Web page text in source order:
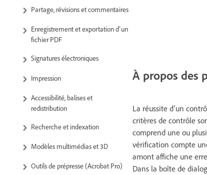
Partage, révisions et commentaires
Enregistrement et exportation d’un
fichier PDF
Signatures électroniques
Impression
Accessibilité, balises et
redistribution
Recherche et indexation
Modèles multimédias et 3D
Outils de prépresse (Acrobat Pro)
À propos des
La réussite d’un
critères de contrôle
comprend une ou
vérification compte
amont affiche une
Dans la boîte de